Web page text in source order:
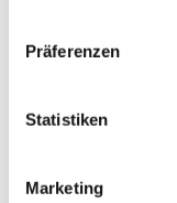
Präferenzen
Statistiken
Marketing